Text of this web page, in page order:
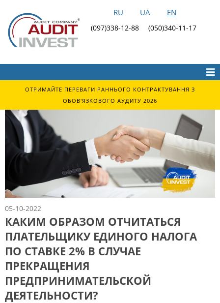
RU UA EN
(097)338-12-88 (050)340-11-17
ОТРИМАЙТЕ ПЕРЕВАГИ РАННЬОГО КОНТРАКТУВАННЯ З
ОБОВ'ЯЗКОВОГО АУДИТУ 2026
05-10-2022
КАКИМ ОБРАЗОМ ОТЧИТАТЬСЯ
ПЛАТЕЛЬЩИКУ ЕДИНОГО НАЛОГА
ПО СТАВКЕ 2% В СЛУЧАЕ
ПРЕКРАЩЕНИЯ
ПРЕДПРИНИМАТЕЛЬСКОЙ
ДЕЯТЕЛЬНОСТИ?